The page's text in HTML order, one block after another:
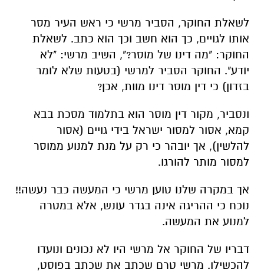
לשאלת החוקר, הסביר מרשי כי ראש העיר מסר
אותו לגויים, כך הוא חשב וכך הוא כתב. לשאלת
החוקר: "מה דינו של מוסר?", השיב מרשי: "לא
יודע". החוקר הסביר למרשי (בטעות שלא לומר
בזדון) כי דין מוסר דינו מוות, אכן?
ונסביר, מקור דין מוסר הוא בתלמוד מסכת בבא
קמא, אסור למסור ישראל בידי גויים (אסור
להלשין), אך יובהר כי רק על מנת למנוע ממוסר
למסור מותר להורגו.
אך במקרה שלנו טוען מרשי כי המעשה כבר נעשה!!
נוכח כי ההריגה אינה בגדר עונש, אלא במטרה
למנוע את המעשה.
דבריו של החוקר אל מרשי היו לא נכונים ונועדו
להכשילו. מרשי טרם שכתב את שכתב בפוסט,